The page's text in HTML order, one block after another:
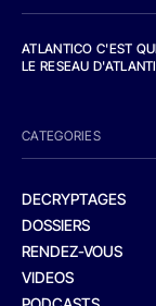
ATLANTICO C'EST
LE RESEAU
CATEGORIES
DECRYPTAGES
DOSSIERS
RENDEZ-VOUS
VIDEOS